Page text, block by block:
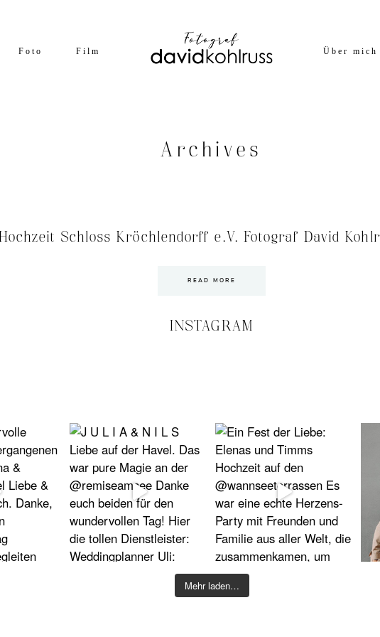
Foto Film Über mich
Archives
Hochzeit Schloss Kröchlendorff e.V. Fotograf David
READ MORE
INSTAGRAM
Mehr laden…